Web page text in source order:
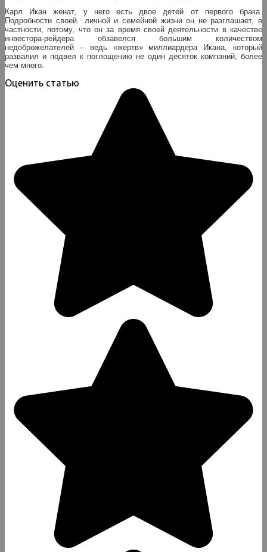
Карл Икан женат, у него есть двое детей от первого брака.
Подробности своей личной и семейной жизни он не разглашает, в
частности, потому, что он за время своей деятельности в качестве
инвестора-рейдера обзавелся большим количеством
недоброжелателей – ведь «жертв» миллиардера Икана, который
развалил и подвел к поглощению не один десяток компаний, более
чем много.
Оценить статью